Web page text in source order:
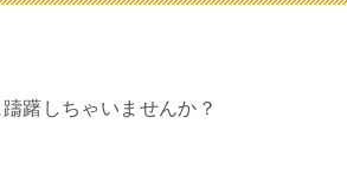
躇しちゃいませんか？